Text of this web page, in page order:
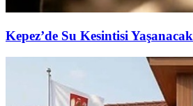
Kepez’de Su Kesintisi Yaşanacak